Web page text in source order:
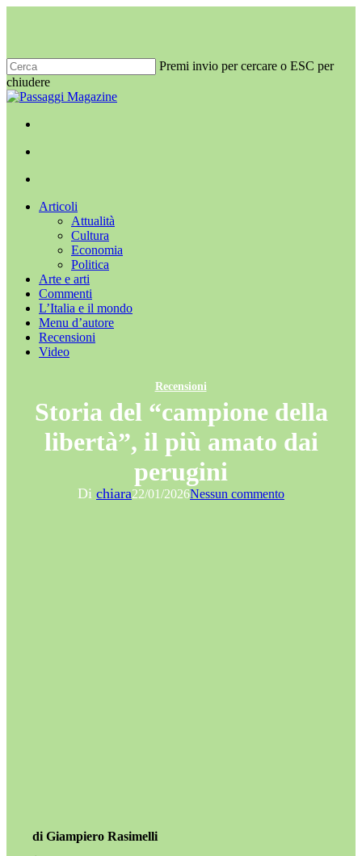
principale
Premi invio per cercare o ESC per
chiudere
Chiudi
Menu
cerca
Menu
Articoli
Attualità
Cultura
Economia
Politica
Arte e arti
Commenti
L’Italia e il mondo
Menu d’autore
Recensioni
Video
Recensioni
Storia del “campione della
libertà”, il più amato dai
perugini
Di chiara22/01/2026Nessun commento
di Giampiero Rasimelli